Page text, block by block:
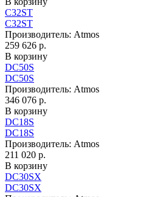
C32ST
C32ST
Производитель: Atmos
259 626 р.
В корзину
DC50S
DC50S
Производитель: Atmos
346 076 р.
В корзину
DC18S
DC18S
Производитель: Atmos
211 020 р.
В корзину
DC30SX
DC30SX